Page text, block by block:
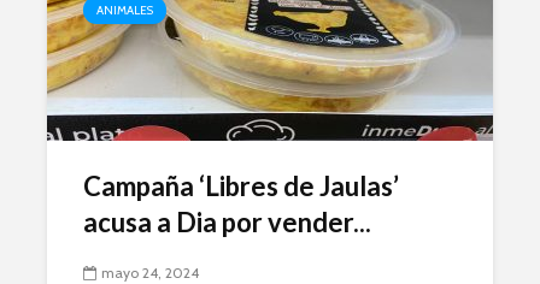
ANIMALES
Campaña ‘Libres de Jaulas’
acusa a Dia por vender...
mayo 24, 2024